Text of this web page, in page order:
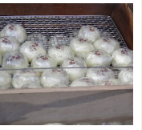
固めたペクチンゼリ
ャンディに近い外観
製造日から6ケ月で
まま食べることがで
、飲み物と合わせる